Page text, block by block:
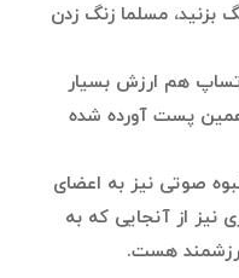
بزنید، مسلما زنگ زدن
هم ارزش بسیار
پست آورده شده
صوتی نیز به اعضای
نیز از آنجایی که به
هست.